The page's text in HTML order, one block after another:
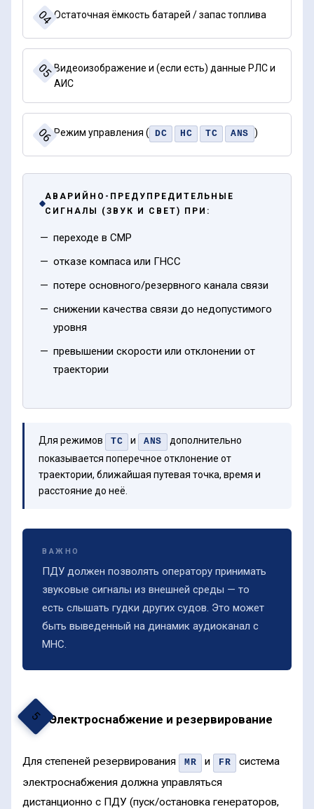
04Остаточная ёмкость батарей / запас топлива
05Видеоизображение и (если есть) данные РЛС и
АИС
06Режим управления ( DC HC TC ANS )
АВАРИЙНО-ПРЕДУПРЕДИТЕЛЬНЫЕ
СИГНАЛЫ (ЗВУК И СВЕТ) ПРИ:
переходе в СМР
отказе компаса или ГНСС
потере основного/резервного канала связи
снижении качества связи до недопустимого
уровня
превышении скорости или отклонении от
траектории
Для режимов TC и ANS
дополнительно
показывается поперечное отклонение от
траектории, ближайшая путевая точка, время и
расстояние до неё.
ВАЖНО
ПДУ должен позволять оператору принимать
звуковые сигналы из внешней среды — то
есть слышать гудки других судов. Это может
быть выведенный на динамик аудиоканал с
МНС.
5 Электроснабжение и резервирование
Для степеней резервирования MR и FR
система
электроснабжения должна управляться
дистанционно с ПДУ (пуск/остановка генераторов,